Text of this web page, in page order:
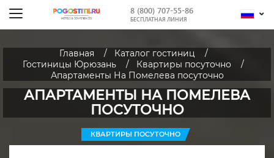
8 (800) 707-55-86
БЕСПЛАТНАЯ ЛИНИЯ
Главная
Каталог гостиниц
Гостиницы Юрюзань
Квартиры посуточно
Апартаменты На Помелева посуточно
АПАРТАМЕНТЫ НА ПОМЕЛЕВА
ПОСУТОЧНО
КВАРТИРЫ ПОСУТОЧНО